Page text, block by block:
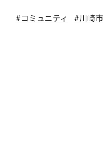
#コミュニティ #川崎市